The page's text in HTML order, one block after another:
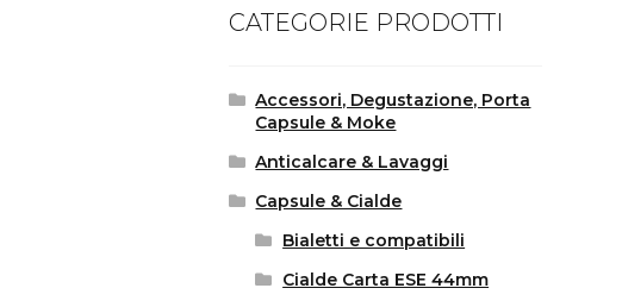
CATEGORIE PRODOTTI
Accessori, Degustazione, Porta
Capsule & Moke
Anticalcare & Lavaggi
Capsule & Cialde
Bialetti e compatibili
Cialde Carta ESE 44mm